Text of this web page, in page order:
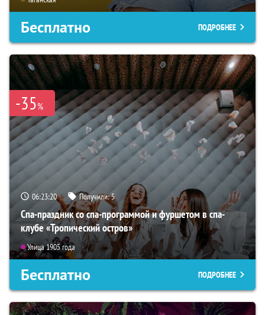
Бесплатно ПОДРОБНЕЕ
-35%
06:23:19 Получили:5
Спа-праздник со спа-программой и фуршетом в спа-
клубе «Тропический остров»
Улица 1905 года
Бесплатно ПОДРОБНЕЕ